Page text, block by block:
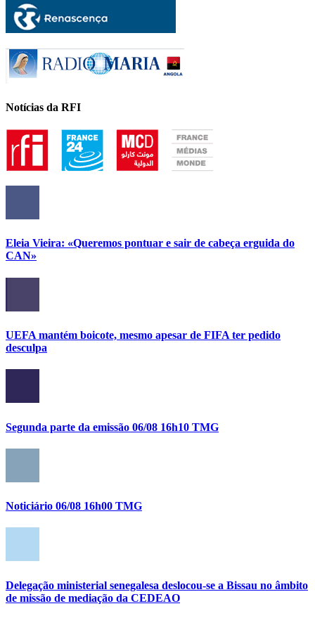
Notícias da RFI
Eleia Vieira: «Queremos pontuar e sair de cabeça erguida do
CAN»
UEFA mantém boicote, mesmo apesar de FIFA ter pedido
desculpa
Segunda parte da emissão 06/08 16h10 TMG
Noticiário 06/08 16h00 TMG
Delegação ministerial senegalesa deslocou-se a Bissau no âmbito
de missão de mediação da CEDEAO